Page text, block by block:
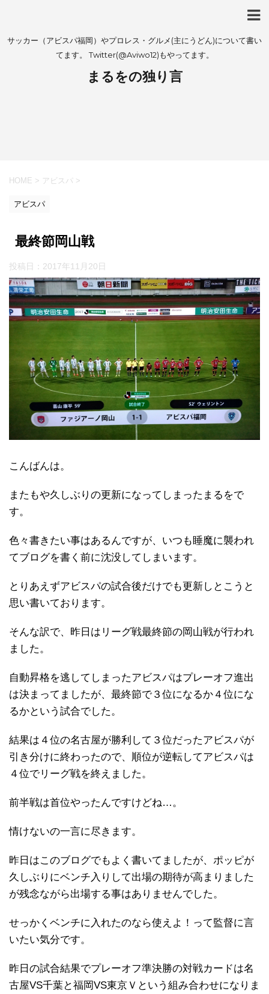
サッカー（アビスパ福岡）やプロレス・グルメ(主にうどん)について書い
てます。 Twitter(@Aviwo12)もやってます。
まるをの独り言
HOME > アビスパ >
アビスパ
最終節岡山戦
投稿日： 2017年11月20日
こんばんは。
またもや久しぶりの更新になってしまったまるをで
す。
色々書きたい事はあるんですが、いつも睡魔に襲われ
てブログを書く前に沈没してしまいます。
とりあえずアビスパの試合後だけでも更新しとこうと
思い書いております。
そんな訳で、昨日はリーグ戦最終節の岡山戦が行われ
ました。
自動昇格を逃してしまったアビスパはプレーオフ進出
は決まってましたが、最終節で３位になるか４位にな
るかという試合でした。
結果は４位の名古屋が勝利して３位だったアビスパが
引き分けに終わったので、順位が逆転してアビスパは
４位でリーグ戦を終えました。
前半戦は首位やったんですけどね…。
情けないの一言に尽きます。
昨日はこのブログでもよく書いてましたが、ポッピが
久しぶりにベンチ入りして出場の期待が高まりました
が残念ながら出場する事はありませんでした。
せっかくベンチに入れたのなら使えよ！って監督に言
いたい気分です。
昨日の試合結果でプレーオフ準決勝の対戦カードは名
古屋VS千葉と福岡VS東京Ｖという組み合わせになりま